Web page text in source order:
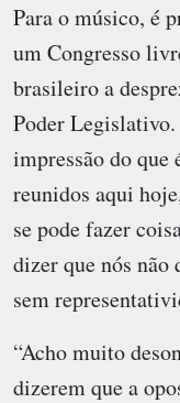
Para o músico, é
um Congresso
brasileiro a
Poder
impressão do que
reunidos aqui
se pode fazer
dizer que nós não
sem
“Acho muito
dizerem que a